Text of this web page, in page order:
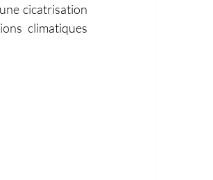
cicatrisation
climatiques